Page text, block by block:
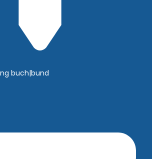
buch|bund